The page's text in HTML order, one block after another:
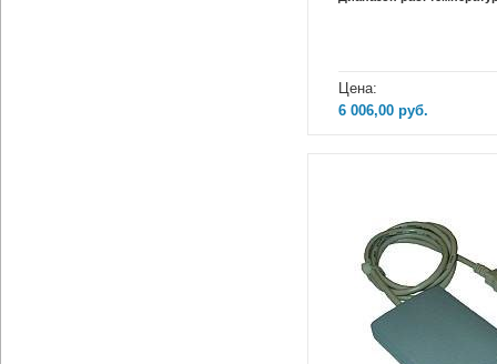
Цена:
6 006,00 руб.